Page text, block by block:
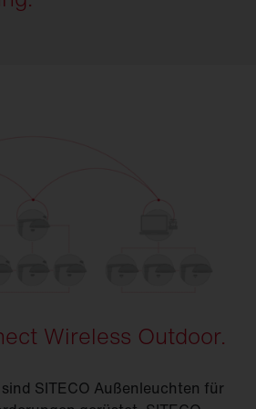
Wireless Outdoor.
SITECO Außenleuchten für